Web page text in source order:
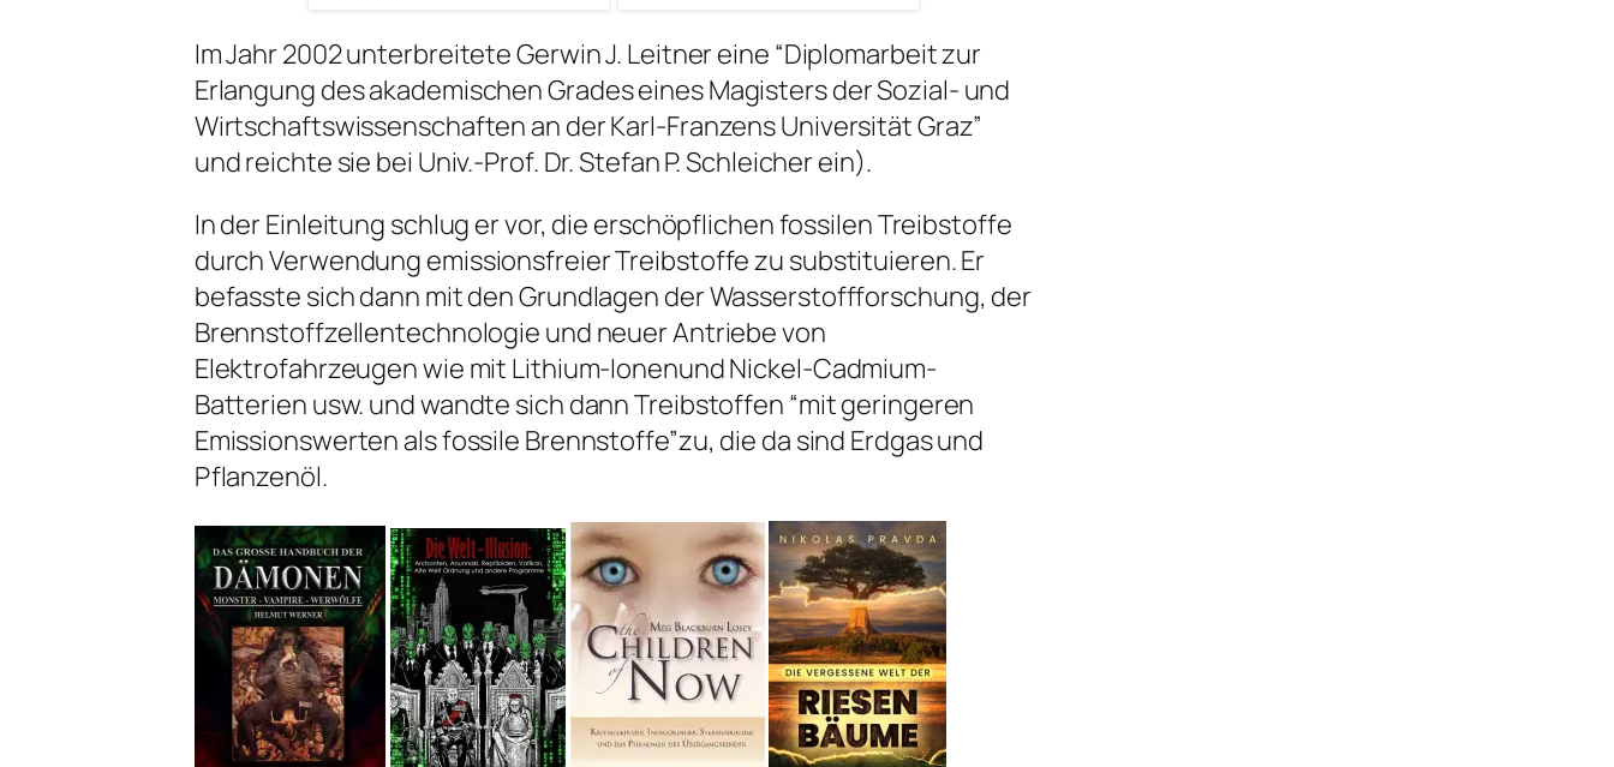
Im Jahr 2002 unterbreitete Gerwin J. Leitner eine “Diplomarbeit zur
Erlangung des akademischen Grades eines Magisters der Sozial- und
Wirtschaftswissenschaften an der Karl-Franzens Universität Graz”
und reichte sie bei Univ.-Prof. Dr. Stefan P. Schleicher ein).
In der Einleitung schlug er vor, die erschöpflichen fossilen Treibstoffe
durch Verwendung emissionsfreier Treibstoffe zu substituieren. Er
befasste sich dann mit den Grundlagen der Wasserstoffforschung, der
Brennstoffzellentechnologie und neuer Antriebe von
Elektrofahrzeugen wie mit Lithium-Ionenund Nickel-Cadmium-
Batterien usw. und wandte sich dann Treibstoffen “mit geringeren
Emissionswerten als fossile Brennstoffe”zu, die da sind Erdgas und
Pflanzenöl.